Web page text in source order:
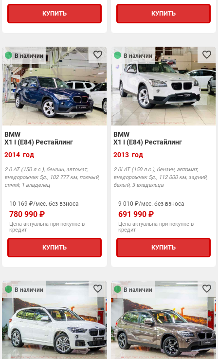
КУПИТЬ КУПИТЬ
В наличии
BMW
X1 I (E84) Рестайлинг
2014 год
2.0 АТ (150 л.с.), бензин, автомат,
внедорожник 5д., 102 777 км, полный,
синий, 1 владелец
10 169 ₽/мес. без взноса
780 990 ₽
Цена актуальна при покупке в
кредит
КУПИТЬ
В наличии
BMW
X1 I (E84) Рестайлинг
2013 год
2.0i АТ (150 л.с.), бензин, автомат,
внедорожник 5д., 112 000 км, задний,
белый, 3 владельца
9 010 ₽/мес. без взноса
691 990 ₽
Цена актуальна при покупке в
кредит
КУПИТЬ
В наличии В наличии